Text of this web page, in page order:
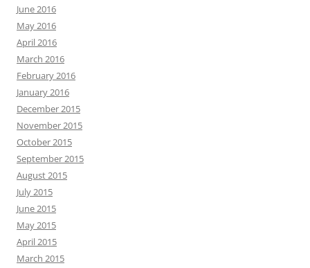
June 2016
May 2016
April 2016
March 2016
February 2016
January 2016
December 2015
November 2015
October 2015
September 2015
August 2015
July 2015
June 2015
May 2015
April 2015
March 2015